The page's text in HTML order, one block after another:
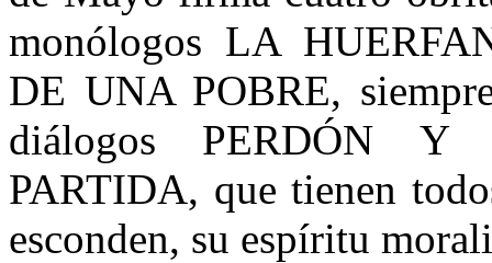
monólogos LA
DE UNA POBRE,
diálogos PERDÓN Y
PARTIDA, que tienen
esconden, su espíritu